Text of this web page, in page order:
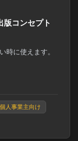
版コンセプト
時に使えます。
個人事業主向け